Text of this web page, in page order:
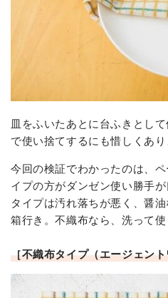
皿をふいたあとに台ふきとし
で使い捨てするにも惜しくあり
今回の検証でわかったのは、
イプの方がダンゼン使い勝手
タイプは汚れ落ちが悪く、醤
箱行き。不織布なら、洗って使
［不織布タイプ（エージェン